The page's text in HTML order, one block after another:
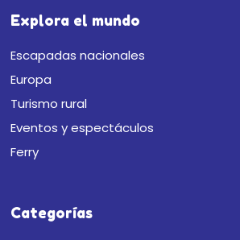
Explora el mundo
Escapadas nacionales
Europa
Turismo rural
Eventos y espectáculos
Ferry
Categorías